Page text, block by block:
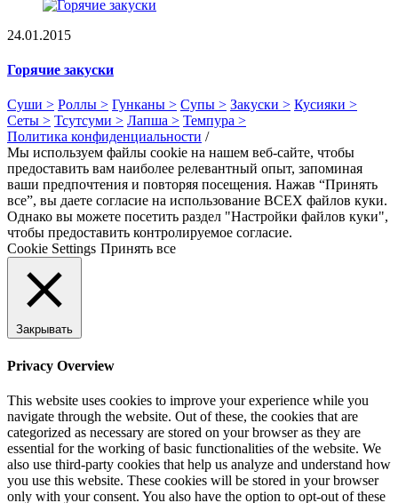
24.01.2015
Горячие закуски
Суши > Роллы > Гунканы > Супы > Закуски > Кусияки >
Сеты > Тсутсуми > Лапша > Темпура >
Политика конфиденциальности /
Мы используем файлы cookie на нашем веб-сайте, чтобы
предоставить вам наиболее релевантный опыт, запоминая
ваши предпочтения и повторяя посещения. Нажав “Принять
все”, вы даете согласие на использование ВСЕХ файлов куки.
Однако вы можете посетить раздел "Настройки файлов куки",
чтобы предоставить контролируемое согласие.
Cookie Settings Принять все
Закрывать
Privacy Overview
This website uses cookies to improve your experience while you
navigate through the website. Out of these, the cookies that are
categorized as necessary are stored on your browser as they are
essential for the working of basic functionalities of the website. We
also use third-party cookies that help us analyze and understand how
you use this website. These cookies will be stored in your browser
only with your consent. You also have the option to opt-out of these